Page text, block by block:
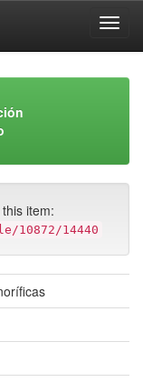
item:
10872/14440